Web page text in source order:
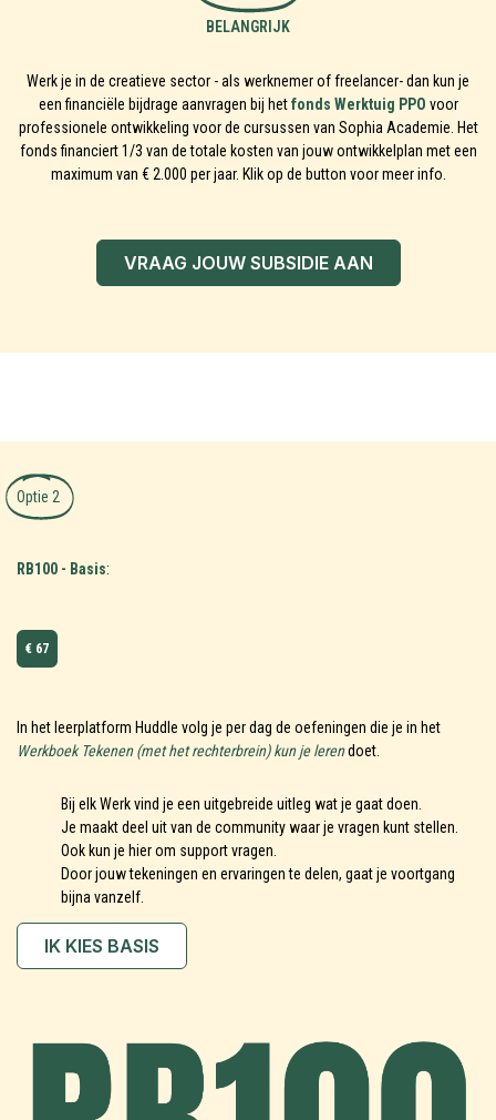
BELANGRIJK
Werk je in de creatieve sector - als werknemer of freelancer- dan kun je
een financiële bijdrage aanvragen bij hetfonds Werktuig PPO voor
professionele ontwikkeling voor de cursussen van Sophia Academie. Het
fonds financiert 1/3 van de totale kosten van jouw ontwikkelplan met een
maximum van € 2.000 per jaar. Klik op de button voor meer info.
VRAAG JOUW SUBSIDIE AAN
Optie 2
RB100 - Basis:
€ 67
In het leerplatform Huddle volg je per dag de oefeningen die je in het
Werkboek Tekenen (met het rechterbrein) kun je lerendoet.
Bij elk Werk vind je een uitgebreide uitleg wat je gaat doen.
Je maakt deel uit van de community waar je vragen kunt stellen.
Ook kun je hier om support vragen.
Door jouw tekeningen en ervaringen te delen, gaat je voortgang
bijna vanzelf.
IK KIES BASIS